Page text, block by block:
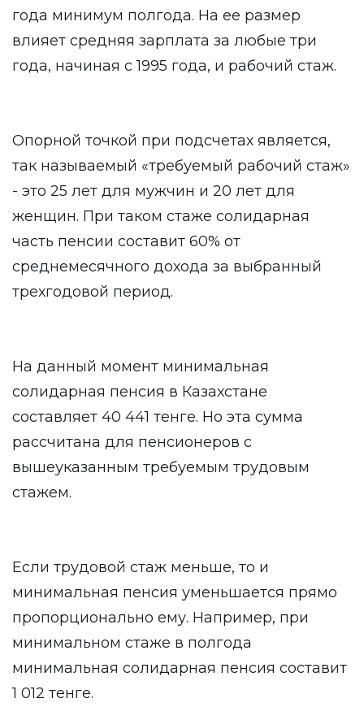
года минимум полгода. На ее размер
влияет средняя зарплата за любые три
года, начиная с 1995 года, и рабочий стаж.
Опорной точкой при подсчетах является,
так называемый «требуемый рабочий стаж»
- это 25 лет для мужчин и 20 лет для
женщин. При таком стаже солидарная
часть пенсии составит 60% от
среднемесячного дохода за выбранный
трехгодовой период.
На данный момент минимальная
солидарная пенсия в Казахстане
составляет 40 441 тенге. Но эта сумма
рассчитана для пенсионеров с
вышеуказанным требуемым трудовым
стажем.
Если трудовой стаж меньше, то и
минимальная пенсия уменьшается прямо
пропорционально ему. Например, при
минимальном стаже в полгода
минимальная солидарная пенсия составит
1 012 тенге.